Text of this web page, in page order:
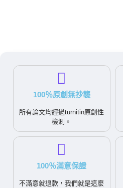
100％原創無抄襲
所有論文均經過turnitin原創性
檢測。
100％滿意保證
不滿意就退款，我們就是這麼